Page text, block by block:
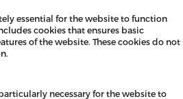
essential for the website to function
cookies that ensures basic
of the website. These cookies do not
necessary for the website to